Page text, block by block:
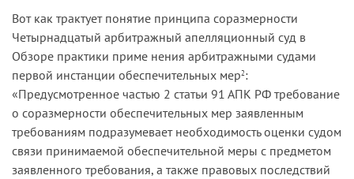
Вот как трактует понятие принципа соразмерности
Четырнадца­тый арбитражный апелляционный суд в
Обзоре практики приме­ нения арбитражными судами
первой инстанции обеспечительных мер2:
«Предусмотренное частью 2 статьи 91 АПК РФ требование
о соразмерности обеспечительных мер заявленным
требованиям подразумевает необходимость оценки судом
связи принимаемой обеспечительной меры с предметом
заявленного требования, а также правовых последствий